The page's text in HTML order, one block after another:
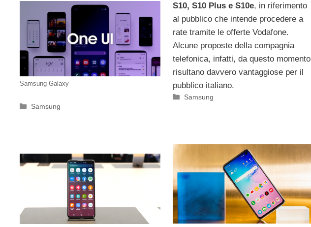
Samsung Galaxy
Categorie
Samsung
S10, S10 Plus e S10e, in riferimento
al pubblico che intende procedere a
rate tramite le offerte Vodafone.
Alcune proposte della compagnia
telefonica, infatti, da questo momento
risultano davvero vantaggiose per il
pubblico italiano.
Categorie
Samsung